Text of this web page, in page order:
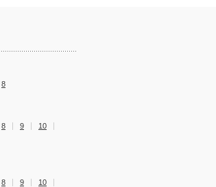
8
8 9
10
8 9
10